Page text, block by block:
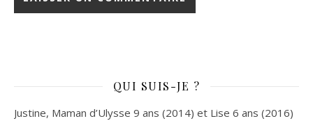
QUI SUIS-JE ?
Justine, Maman d’Ulysse 9 ans (2014) et Lise 6 ans (2016)